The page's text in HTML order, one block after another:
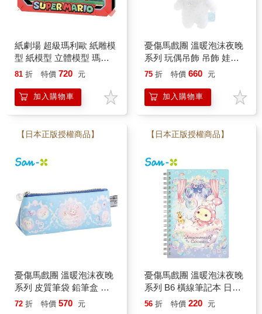
紙劇場 超級瑪利歐 紙雕模
型 紙模型 立體模型 瑪利
歐 耀西 任天堂 PAPER
81 折 特價 720 元
加入購物車
憂傷馬戲團 溫暖泡沫夜晚
系列 玩偶吊飾 吊飾 娃娃
絨毛玩偶 夏波 波波 波波
75 折 特價 660 元
加入購物車
【日本正版授權商品】
憂傷馬戲團 溫暖泡沫夜晚
系列 皮質筆袋 鉛筆盒 筆
袋 夏波 波波 波波兔 San-
72 折 特價 570 元
【日本正版授權商品】
憂傷馬戲團 溫暖泡沫夜晚
系列 B6 橫線筆記本 日本
製 筆記本 記事本 夏波 波
56 折 特價 220 元